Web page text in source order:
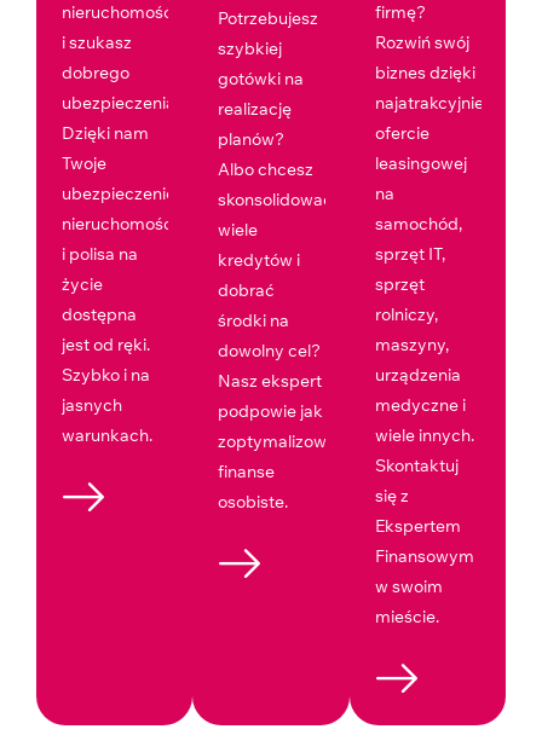
nieruchomość
i szukasz
dobrego
ubezpieczenia?
Dzięki nam
Twoje
ubezpieczenie
nieruchomości
i polisa na
życie
dostępna
jest od ręki.
Szybko i na
jasnych
warunkach.
Potrzebujesz
szybkiej
gotówki na
realizację
planów?
Albo chcesz
skonsolidować
wiele
kredytów i
dobrać
środki na
dowolny cel?
Nasz ekspert
podpowie jak
zoptymalizować
finanse
osobiste.
firmę?
Rozwiń swój
biznes dzięki
najatrakcyjniejszej
ofercie
leasingowej
na
samochód,
sprzęt IT,
sprzęt
rolniczy,
maszyny,
urządzenia
medyczne i
wiele innych.
Skontaktuj
się z
Ekspertem
Finansowym
w swoim
mieście.